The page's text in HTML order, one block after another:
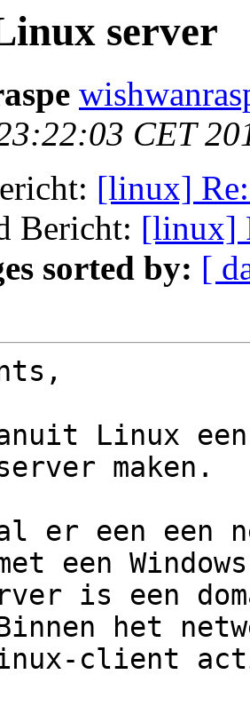
server
CET
[linux]
Bericht: [linux]
sorted by: [
Linux een
maken.
er een een
een
is een
het
client